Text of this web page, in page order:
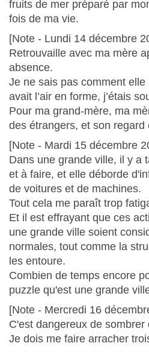
fruits de mer préparé par
fois de ma vie.
[Note - Lundi 14 décembre
Retrouvaille avec ma mère
absence.
Je ne sais pas comment
avait l’air en forme, j’étais
Pour ma grand-mère, ma
des étrangers, et son regard
[Note - Mardi 15 décembre
Dans une grande ville, il y a
et à faire, et elle déborde
de voitures et de machines.
Tout cela me paraît trop
Et il est effrayant que ces
une grande ville soient
normales, tout comme la
les entoure.
Combien de temps encore
puzzle qu'est une grande
[Note - Mercredi 16
C'est dangereux de sombrer
Je dois me faire arracher